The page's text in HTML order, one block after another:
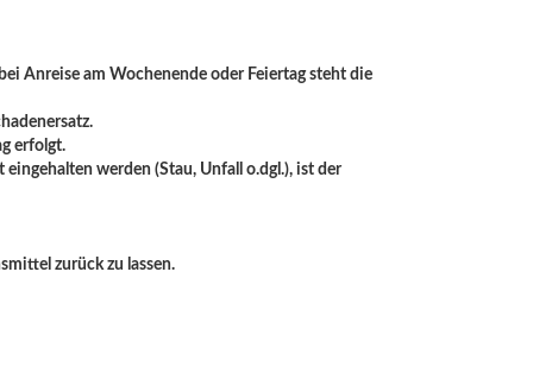
Anreise am Wochenende oder Feiertag steht die
erfolgt.
werden (Stau, Unfall o.dgl.), ist der
zurück zu lassen.